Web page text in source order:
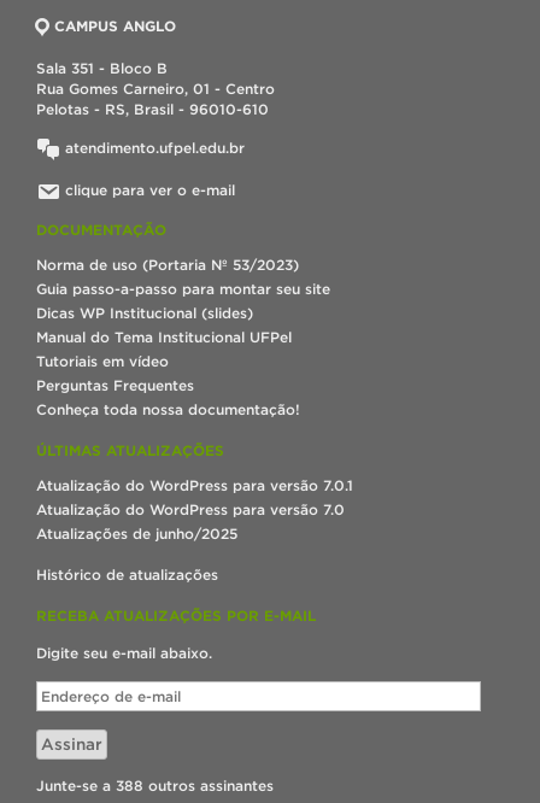
CAMPUS ANGLO
Sala 351 - Bloco B
Rua Gomes Carneiro, 01 - Centro
Pelotas - RS, Brasil - 96010-610
atendimento.ufpel.edu.br
clique para ver o e-mail
DOCUMENTAÇÃO
Norma de uso (Portaria Nº 53/2023)
Guia passo-a-passo para montar seu site
Dicas WP Institucional (slides)
Manual do Tema Institucional UFPel
Tutoriais em vídeo
Perguntas Frequentes
Conheça toda nossa documentação!
ÚLTIMAS ATUALIZAÇÕES
Atualização do WordPress para versão 7.0.1
Atualização do WordPress para versão 7.0
Atualizações de junho/2025
Histórico de atualizações
RECEBA ATUALIZAÇÕES POR E-MAIL
Digite seu e-mail abaixo.
Endereço
de
e-
mail
Assinar
Junte-se a 388 outros assinantes